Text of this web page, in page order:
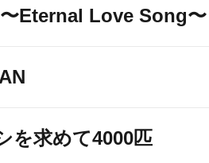
Eternal Love Song〜
を求めて4000匹